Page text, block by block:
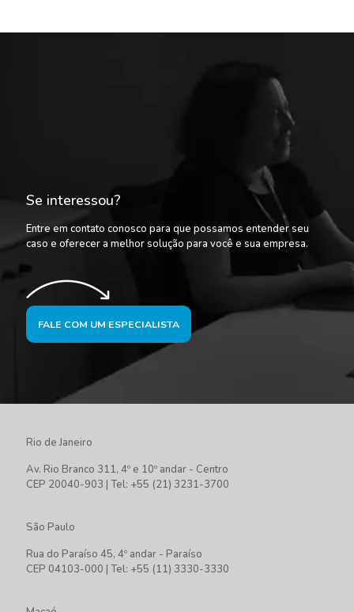
Se interessou?
Entre em contato conosco para que possamos entender seu
caso e oferecer a melhor solução para você e sua empresa.
FALE COM UM ESPECIALISTA
Rio de Janeiro
Av. Rio Branco 311, 4º e 10º andar - Centro
CEP 20040-903 | Tel: +55 (21) 3231-3700
São Paulo
Rua do Paraíso 45, 4º andar - Paraíso
CEP 04103-000 | Tel: +55 (11) 3330-3330